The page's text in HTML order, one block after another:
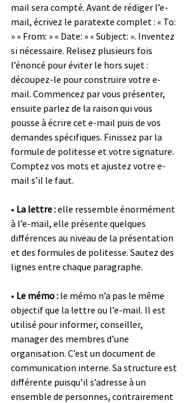
mail sera compté. Avant de rédiger l’e-
mail, écrivez le paratexte complet : « To:
» « From: » « Date: » « Subject: ». Inventez
si nécessaire. Relisez plusieurs fois
l’énoncé pour éviter le hors sujet :
découpez-le pour construire votre e-
mail. Commencez par vous présenter,
ensuite parlez de la raison qui vous
pousse à écrire cet e-mail puis de vos
demandes spécifiques. Finissez par la
formule de politesse et votre signature.
Comptez vos mots et ajustez votre e-
mail s’il le faut.
• La lettre : elle ressemble énormément
à l’e-mail, elle présente quelques
différences au niveau de la présentation
et des formules de politesse. Sautez des
lignes entre chaque paragraphe.
• Le mémo : le mémo n’a pas le même
objectif que la lettre ou l’e-mail. Il est
utilisé pour informer, conseiller,
manager des membres d’une
organisation. C’est un document de
communication interne. Sa structure est
différente puisqu’il s’adresse à un
ensemble de personnes, contrairement